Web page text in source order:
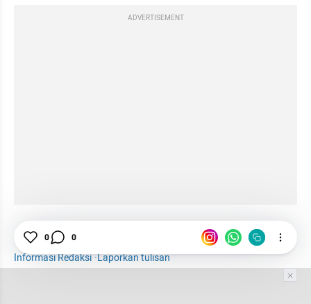
ADVERTISEMENT
Perempuan Parfum
New York
Informasi Redaksi·Laporkan tulisan
0 0